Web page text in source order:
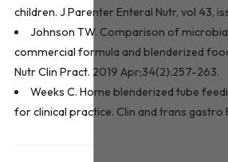
children. J Parenter Enteral Nutr, vol 43,
Johnson TW. Comparison of
commercial formula and blenderized
Nutr Clin Pract. 2019 Apr;34(2):257-263.
Weeks C. Home blenderized tube
for clinical practice. Clin and trans gastro